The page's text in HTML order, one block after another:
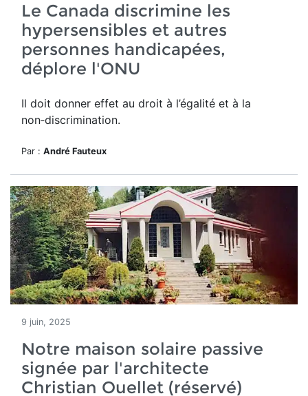
Le Canada discrimine les
hypersensibles et autres
personnes handicapées,
déplore l'ONU
Il doit donner effet au droit à l’égalité et à la
non‑discrimination.
Par : André Fauteux
9 juin, 2025
Notre maison solaire passive
signée par l'architecte
Christian Ouellet (réservé)